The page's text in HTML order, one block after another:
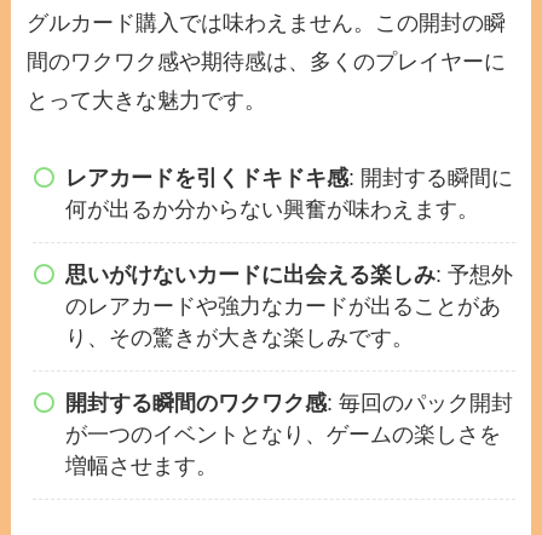
グルカード購入では味わえません。この開封の瞬
間のワクワク感や期待感は、多くのプレイヤーに
とって大きな魅力です。
レアカードを引くドキドキ感: 開封する瞬間に
何が出るか分からない興奮が味わえます。
思いがけないカードに出会える楽しみ: 予想外
のレアカードや強力なカードが出ることがあ
り、その驚きが大きな楽しみです。
開封する瞬間のワクワク感: 毎回のパック開封
が一つのイベントとなり、ゲームの楽しさを
増幅させます。